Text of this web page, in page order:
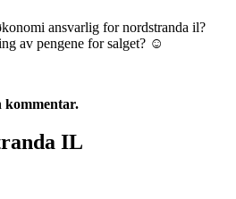
ansvarlig for nordstranda il?
av pengene for salget? ☺️
kommentar.
IL